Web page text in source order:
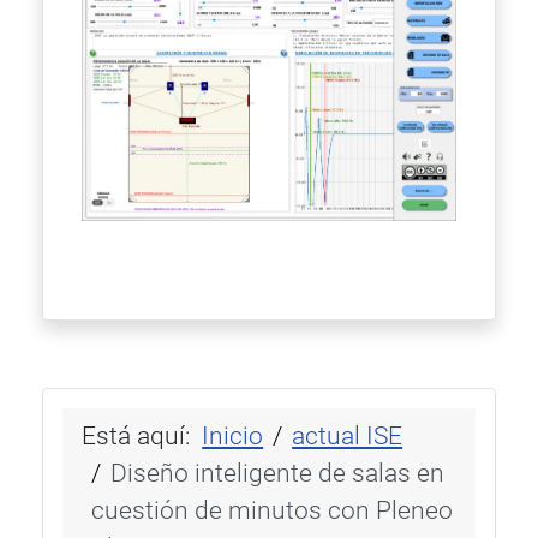
Está aquí: Inicio
actual ISE
Diseño inteligente de salas en
cuestión de minutos con Pleneo